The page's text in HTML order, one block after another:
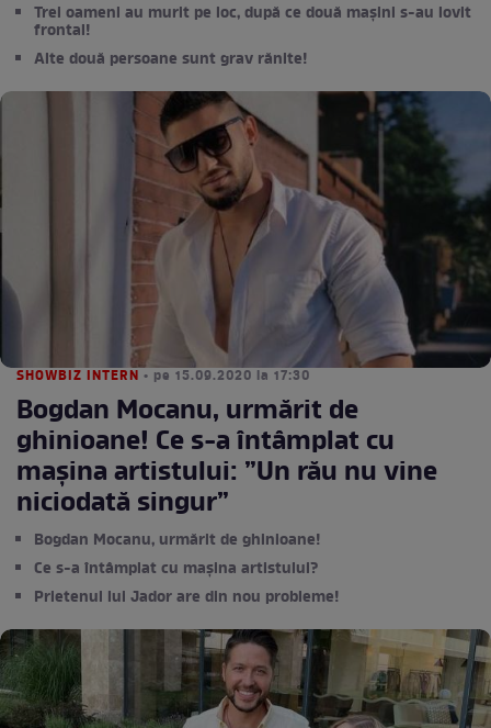
Trei oameni au murit pe loc, după ce două mașini s-au lovit
frontal!
Alte două persoane sunt grav rănite!
SHOWBIZ INTERN • pe 15.09.2020 la 17:30
Bogdan Mocanu, urmărit de
ghinioane! Ce s-a întâmplat cu
mașina artistului: ”Un rău nu vine
niciodată singur”
Bogdan Mocanu, urmărit de ghinioane!
Ce s-a întâmplat cu mașina artistului?
Prietenul lui Jador are din nou probleme!